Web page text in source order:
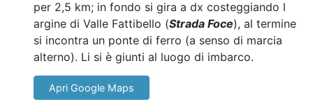
per 2,5 km; in fondo si gira a dx costeggiando l
argine di Valle Fattibello (Strada Foce), al termine
si incontra un ponte di ferro (a senso di marcia
alterno). Li si è giunti al luogo di imbarco.
Apri Google Maps